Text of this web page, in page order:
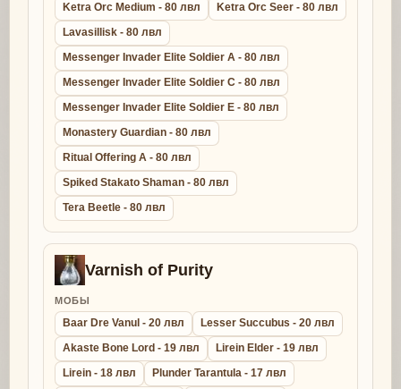
Ketra Orc Medium - 80 лвл
Ketra Orc Seer - 80 лвл
Lavasillisk - 80 лвл
Messenger Invader Elite Soldier A - 80 лвл
Messenger Invader Elite Soldier C - 80 лвл
Messenger Invader Elite Soldier E - 80 лвл
Monastery Guardian - 80 лвл
Ritual Offering A - 80 лвл
Spiked Stakato Shaman - 80 лвл
Tera Beetle - 80 лвл
Varnish of Purity
МОБЫ
Baar Dre Vanul - 20 лвл
Lesser Succubus - 20 лвл
Akaste Bone Lord - 19 лвл
Lirein Elder - 19 лвл
Lirein - 18 лвл
Plunder Tarantula - 17 лвл